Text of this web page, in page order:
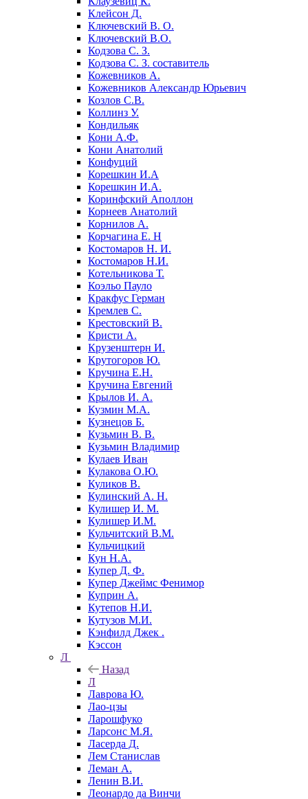
Клейсон Д.
Ключевский В. О.
Ключевский В.О.
Кодзова С. З.
Кодзова С. З. составитель
Кожевников А.
Кожевников Александр Юрьевич
Козлов С.В.
Коллинз У.
Кондильяк
Кони А.Ф.
Кони Анатолий
Конфуций
Корешкин И.А
Корешкин И.А.
Коринфский Аполлон
Корнеев Анатолий
Корнилов А.
Корчагина Е. Н
Костомаров Н. И.
Костомаров Н.И.
Котельникова Т.
Коэльо Пауло
Кракфус Герман
Кремлев С.
Крестовский В.
Кристи А.
Крузенштерн И.
Крутогоров Ю.
Кручина Е.Н.
Кручина Евгений
Крылов И. А.
Кузмин М.А.
Кузнецов Б.
Кузьмин В. В.
Кузьмин Владимир
Кулаев Иван
Кулакова О.Ю.
Куликов В.
Кулинский А. Н.
Кулишер И. М.
Кулишер И.М.
Кульчитский В.М.
Кульчицкий
Кун Н.А.
Купер Д. Ф.
Купер Джеймс Фенимор
Куприн А.
Кутепов Н.И.
Кутузов М.И.
Кэнфилд Джек .
Кэссон
Л
Назад
Л
Лаврова Ю.
Лао-цзы
Ларошфуко
Ларсонс М.Я.
Ласерда Д.
Лем Станислав
Леман А.
Ленин В.И.
Леонардо да Винчи